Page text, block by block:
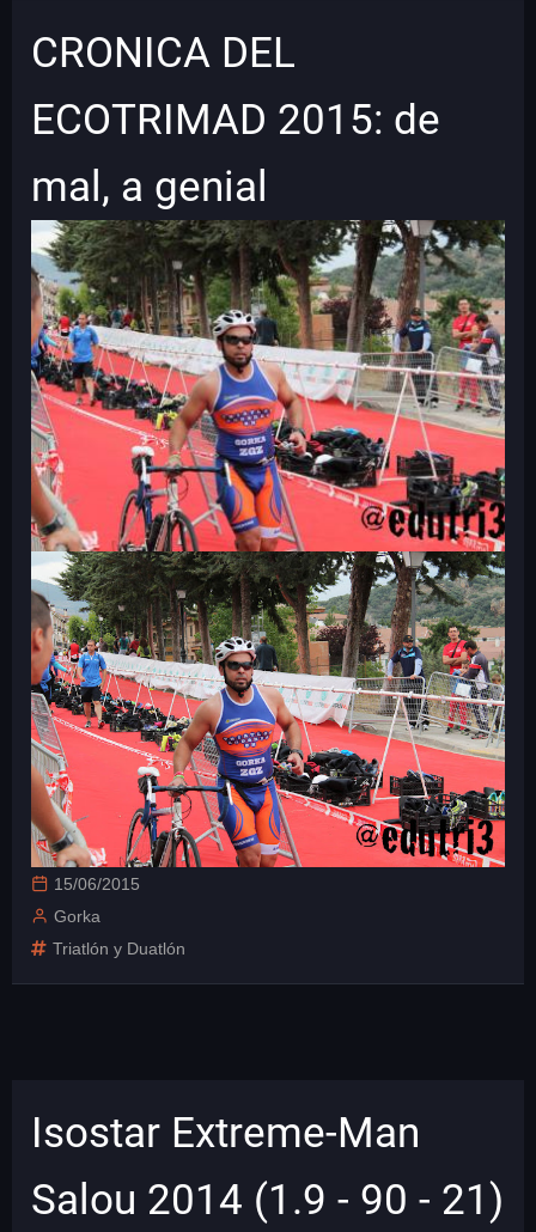
CRONICA DEL
ECOTRIMAD 2015: de
mal, a genial
15/06/2015
Gorka
Triatlón y Duatlón
Isostar Extreme-Man
Salou 2014 (1.9 - 90 - 21)